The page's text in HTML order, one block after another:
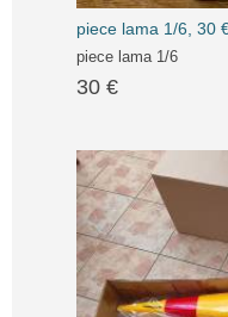
piece lama 1/6, 30
piece lama 1/6
30 €